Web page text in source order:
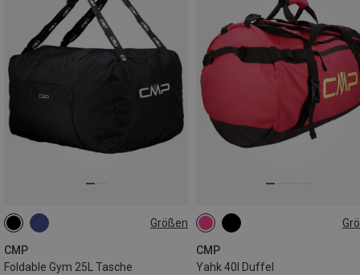
Größen
CMP
Foldable Gym 25L Tasche
25L
CMP
Yahk 40l Duffel
40L